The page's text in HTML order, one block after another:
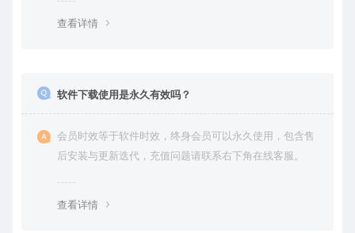
查看详情
软件下载使用是永久有效吗？
会员时效等于软件时效，终身会员可以永久使用，包含售
后安装与更新迭代，充值问题请联系右下角在线客服。
查看详情